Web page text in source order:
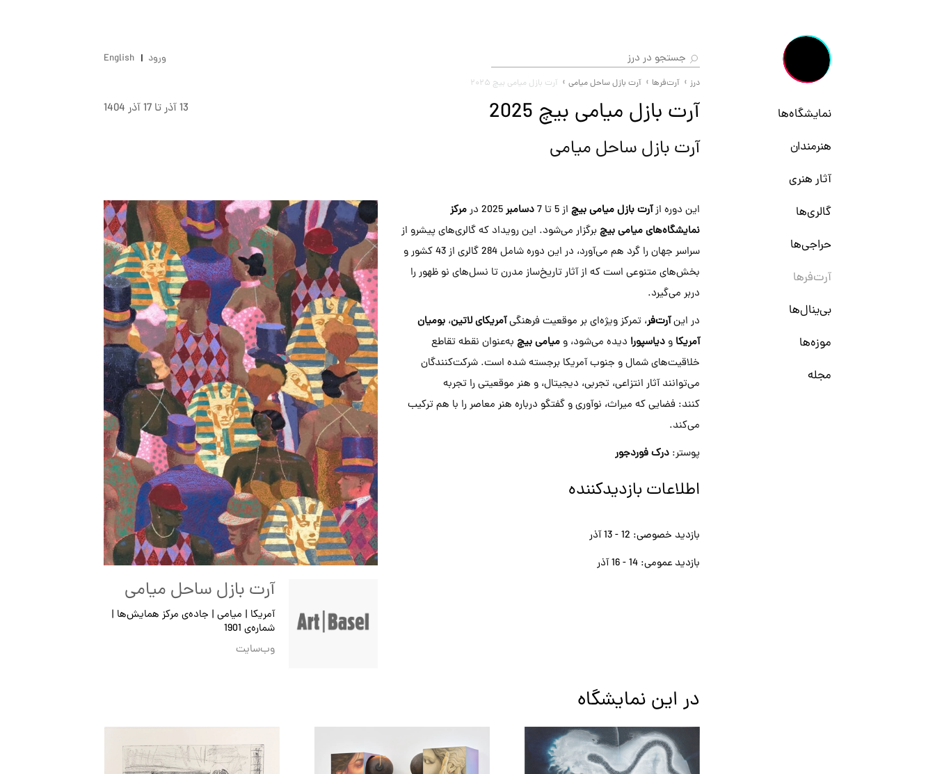
ورود English
نمایشگاه‌ها
هنرمندان
آثار هنری
گالری‌ها
حراجی‌ها
آرت‌فرها
بی‌ینال‌ها
موزه‌ها
مجله
درز آرت‌فرها آرت بازل ساحل میامی آرت بازل میامی بیچ ۲۰۲۵
آرت بازل میامی بیچ 2025
آرت بازل ساحل میامی
13 آذر تا 17 آذر 1404
آرت بازل ساحل میامی
آمریکا | میامی | جاده‌ی مرکز همایش‌ها |
شماره‌ی 1901
وب‌سایت
این دوره ازآرت بازل میامی بیچاز 5 تا 7 دسامبر2025 در
مرکز
نمایشگاه‌های میامی بیچبرگزار می‌شود. این رویداد که گالری‌های پیشرو از
سراسر جهان را گرد هم می‌آورد، در این دوره شامل 284 گالری از 43 کشور و
بخش‌های متنوعی است که از آثار تاریخ‌ساز مدرن تا نسل‌های نو ظهور را
دربر می‌گیرد.
در اینآرت‌فر، تمرکز ویژه‌ای بر موقعیت فرهنگیآمریکای لاتین، بومیان
آمریکا و دیاسپورا دیده می‌شود، و میامی بیچبه‌عنوان نقطه تقاطع
خلاقیت‌های شمال و جنوب آمریکا برجسته شده است. شرکت‌کنندگان
می‌توانند آثار انتزاعی، تجربی، دیجیتال، و هنر موقعیتی را تجربه
کنند: فضایی که میراث، نوآوری و گفتگو درباره هنر معاصر را با هم ترکیب
می‌کند.
پوستر: درک فوردجور
اطلاعات بازدیدکننده
بازدید خصوصی: 12 - 13 آذر
بازدید عمومی: 14 - 16 آذر
در این نمایشگاه